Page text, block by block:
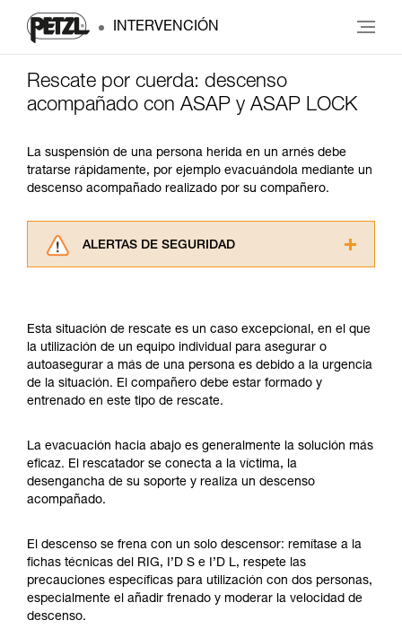
INTERVENCIÓN
Rescate por cuerda: descenso
acompañado con ASAP y ASAP LOCK
La suspensión de una persona herida en un arnés debe
tratarse rápidamente, por ejemplo evacuándola mediante un
descenso acompañado realizado por su compañero.
ALERTAS DE SEGURIDAD
información de la ficha técnica para poder
comprender este complemento informativo.
Dominar estas técnicas requiere una formación
y un entrenamiento específico. Confirme a
través de un profesional su capacidad para
seguridad, antes de ejecutarlas de forma
autónoma.
Damos ejemplos de técnicas relacionadas con
su actividad. Pueden existir otras que no
Esta situación de rescate es un caso excepcional, en el que
la utilización de un equipo individual para asegurar o
autoasegurar a más de una persona es debido a la urgencia
de la situación. El compañero debe estar formado y
entrenado en este tipo de rescate.
La evacuación hacia abajo es generalmente la solución más
eficaz. El rescatador se conecta a la víctima, la
desengancha de su soporte y realiza un descenso
acompañado.
El descenso se frena con un solo descensor: remítase a la
fichas técnicas del RIG, I’D S e I’D L, respete las
precauciones específicas para utilización con dos personas,
especialmente el añadir frenado y moderar la velocidad de
descenso.